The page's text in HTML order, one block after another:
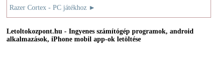
Razer Cortex - PC játékhoz ►
Letoltokozpont.hu - Ingyenes számítógép programok, android
alkalmazások, iPhone mobil app-ok letöltése